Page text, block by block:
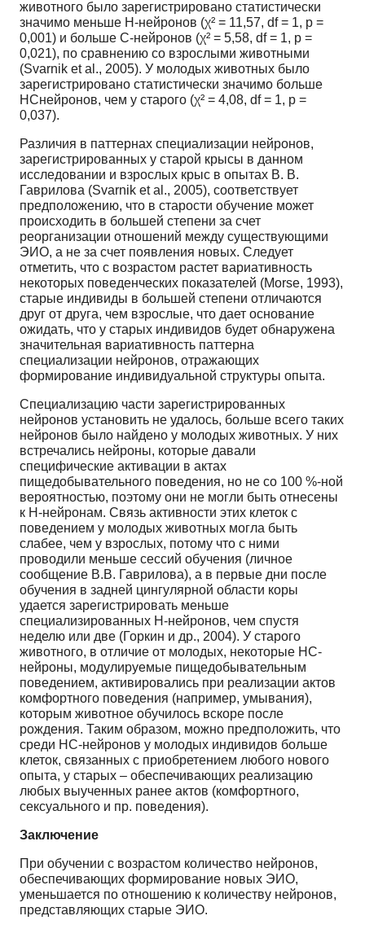
животного было зарегистрировано статистически
значимо меньше Н-нейронов (χ² = 11,57, df = 1, p =
0,001) и больше С-нейронов (χ² = 5,58, df = 1, p =
0,021), по сравнению со взрослыми животными
(Svarnik et al., 2005). У молодых животных было
зарегистрировано статистически значимо больше
НСнейронов, чем у старого (χ² = 4,08, df = 1, p =
0,037).
Различия в паттернах специализации нейронов,
зарегистрированных у старой крысы в данном
исследовании и взрослых крыс в опытах В. В.
Гаврилова (Svarnik et al., 2005), соответствует
предположению, что в старости обучение может
происходить в большей степени за счет
реорганизации отношений между существующими
ЭИО, а не за счет появления новых. Следует
отметить, что с возрастом растет вариативность
некоторых поведенческих показателей (Morse, 1993),
старые индивиды в большей степени отличаются
друг от друга, чем взрослые, что дает основание
ожидать, что у старых индивидов будет обнаружена
значительная вариативность паттерна
специализации нейронов, отражающих
формирование индивидуальной структуры опыта.
Специализацию части зарегистрированных
нейронов установить не удалось, больше всего таких
нейронов было найдено у молодых животных. У них
встречались нейроны, которые давали
специфические активации в актах
пищедобывательного поведения, но не со 100 %-ной
вероятностью, поэтому они не могли быть отнесены
к Н-нейронам. Связь активности этих клеток с
поведением у молодых животных могла быть
слабее, чем у взрослых, потому что с ними
проводили меньше сессий обучения (личное
сообщение В.В. Гаврилова), а в первые дни после
обучения в задней цингулярной области коры
удается зарегистрировать меньше
специализированных Н-нейронов, чем спустя
неделю или две (Горкин и др., 2004). У старого
животного, в отличие от молодых, некоторые НС-
нейроны, модулируемые пищедобывательным
поведением, активировались при реализации актов
комфортного поведения (например, умывания),
которым животное обучилось вскоре после
рождения. Таким образом, можно предположить, что
среди НС-нейронов у молодых индивидов больше
клеток, связанных с приобретением любого нового
опыта, у старых – обеспечивающих реализацию
любых выученных ранее актов (комфортного,
сексуального и пр. поведения).
Заключение
При обучении с возрастом количество нейронов,
обеспечивающих формирование новых ЭИО,
уменьшается по отношению к количеству нейронов,
представляющих старые ЭИО.